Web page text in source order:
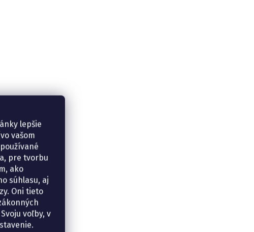
lepšie
vašom
pre tvorbu
ako
súhlasu, aj
Oni tieto
voľby, v